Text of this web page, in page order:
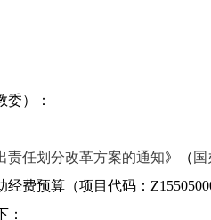
）：
责任划分改革方案的通知》（ 国
费预算（项目代码：
：